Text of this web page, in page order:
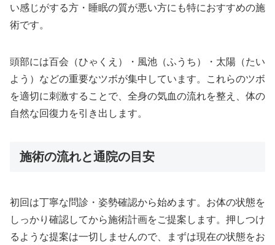
い感じがする方・睡眠の質が悪い方にも特におすすめの施
術です。
頭部には百会（ひゃくえ）・風池（ふうち）・太陽（たい
よう）などの重要なツボが集中しています。これらのツボ
を適切に刺激することで、全身の気血の流れを整え、体の
自然な回復力を引き出します。
施術の流れと通院の目安
初回は丁寧な問診・姿勢確認から始めます。お体の状態を
しっかり確認してから施術計画をご提案します。押しつけ
るような提案は一切しませんので、まずは現在の状態をお